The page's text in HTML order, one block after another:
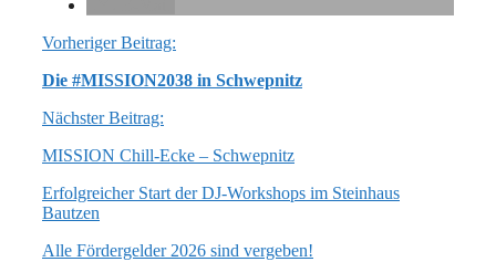
Vorheriger Beitrag:
Die #MISSION2038 in Schwepnitz
Nächster Beitrag:
MISSION Chill-Ecke – Schwepnitz
Erfolgreicher Start der DJ-Workshops im Steinhaus
Bautzen
Alle Fördergelder 2026 sind vergeben!